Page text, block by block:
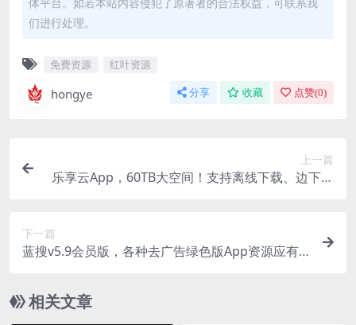
们进行处理。
免费资源 红叶资源
hongye 分享 收藏 点赞(0)
上一篇
乐享云App，60TB大空间！支持离线下载、边下边
下一篇
蓝搜v5.9会员版，各种去广告绿色版App资源应有
相关文章